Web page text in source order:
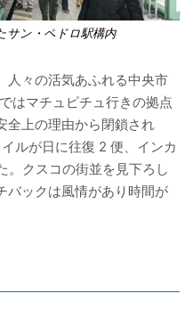
サン・ペドロ駅構内
々の活気あふれる中央市
はマチュピチュ行きの拠点
全上の理由から閉鎖され
ルが日に往復 2 便、インカ
。クスコの街並を見下ろし
バックは風情があり時間が